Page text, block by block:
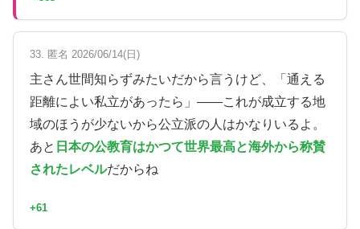
33. 匿名 2026/06/14(日)
主さん世間知らずみたいだから言うけど、「通える
距離によい私立があったら」——これが成立する地
域のほうが少ないから公立派の人はかなりいるよ。
あと 日本の公教育はかつて世界最高と海外から称賛
されたレベルだからね
+61